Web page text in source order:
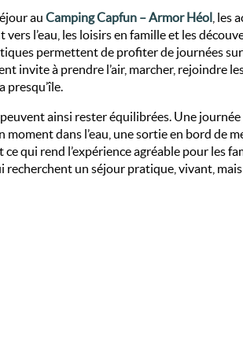
auCamping Capfun – Armor Héol , les
vers l’eau, les loisirs en famille et les
permettent de profiter de journées
invite à prendre l’air, marcher, rejoindre
presqu’île.
peuvent ainsi rester équilibrées. Une
moment dans l’eau, une sortie en bord de
ce qui rend l’expérience agréable pour les
recherchent un séjour pratique, vivant,